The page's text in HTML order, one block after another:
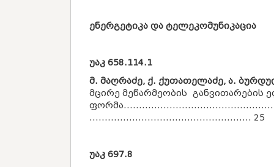
ენერგეტიკა და ტელეკომუნიკაცია
უაკ 658.114.1
მ. მაღრაძე, ქ. ქუთათელაძე, ა.
მცირე მეწარმეობის განვითარების
..................................................... 25
უაკ 697.8